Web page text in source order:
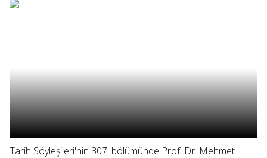
Tarih Söyleşileri'nin 307. bölümünde Prof. Dr. Mehmet